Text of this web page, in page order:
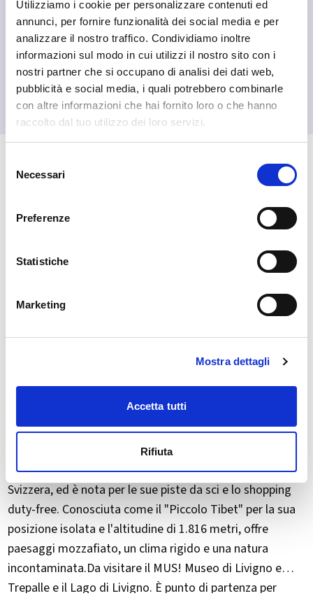
Utilizziamo i cookie per personalizzare contenuti ed
annunci, per fornire funzionalità dei social media e per
analizzare il nostro traffico. Condividiamo inoltre
informazioni sul modo in cui utilizzi il nostro sito con i
nostri partner che si occupano di analisi dei dati web,
pubblicità e social media, i quali potrebbero combinarle
con altre informazioni che hai fornito loro o che hanno
raccolto dal tuo utilizzo dei loro servizi.
delNecessari
Preferenze
Statistiche
Marketing
Mostra dettagli
Accetta tutti
Rifiuta
🏘️ Scopri il comune di
Livigno si trova in Alta Valtellina, al confine con la
Svizzera, ed è nota per le sue piste da sci e lo shopping
duty-free. Conosciuta come il "​Piccolo Tibet" per la sua
posizione isolata e l'altitudine di 1.816 metri, offre
paesaggi mozzafiato, un clima rigido e una natura
incontaminata.Da visitare il MUS! Museo di Livigno e
Trepalle e il Lago di Livigno. È punto di partenza per